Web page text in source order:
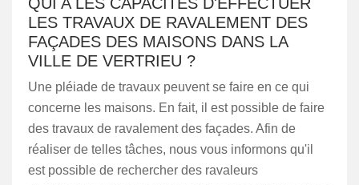
LES TRAVAUX DE RAVALEMENT DES
FAÇADES DES MAISONS DANS LA
VILLE DE VERTRIEU ?
Une pléiade de travaux peuvent se faire en ce qui
concerne les maisons. En fait, il est possible de faire
des travaux de ravalement des façades. Afin de
réaliser de telles tâches, nous vous informons qu'il
est possible de rechercher des ravaleurs